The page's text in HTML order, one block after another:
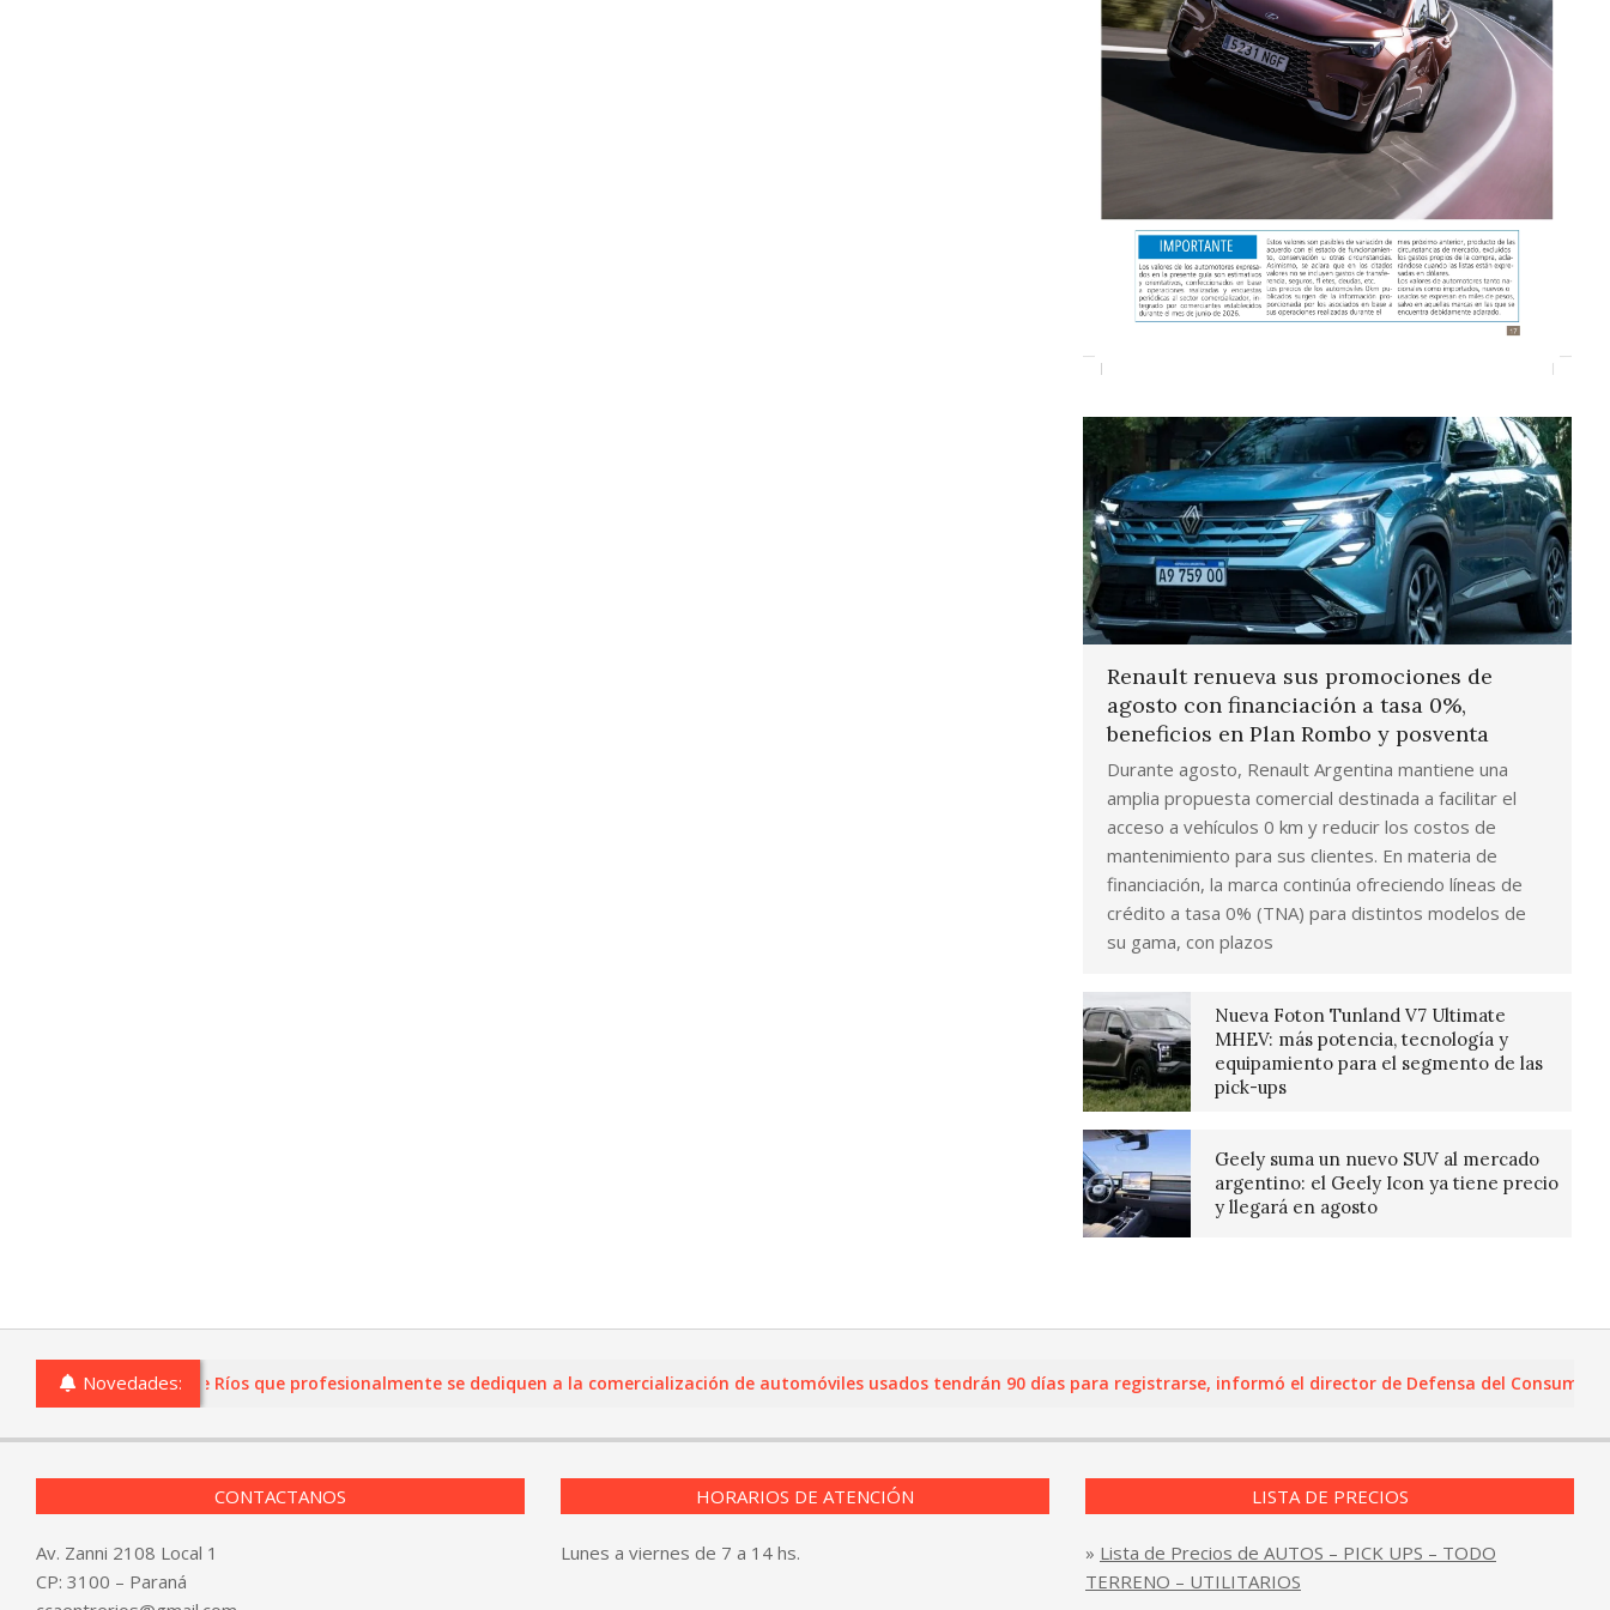
Renault renueva sus promociones de
agosto con financiación a tasa 0%,
beneficios en Plan Rombo y posventa
Durante agosto, Renault Argentina mantiene una
amplia propuesta comercial destinada a facilitar el
acceso a vehículos 0 km y reducir los costos de
mantenimiento para sus clientes. En materia de
financiación, la marca continúa ofreciendo líneas de
crédito a tasa 0% (TNA) para distintos modelos de
su gama, con plazos
Nueva Foton Tunland V7 Ultimate
MHEV: más potencia, tecnología y
equipamiento para el segmento de las
pick-ups
Geely suma un nuevo SUV al mercado
argentino: el Geely Icon ya tiene precio
y llegará en agosto
Novedades:
comercios de Entre Ríos que profesionalmente se dediquen a la comercialización de automóviles usados tendrán 90 días para registrarse, informó el director de Defensa del Consumidor y
CONTACTANOS
Av. Zanni 2108 Local 1
CP: 3100 – Paraná
HORARIOS DE ATENCIÓN
Lunes a viernes de 7 a 14 hs.
LISTA DE PRECIOS
» Lista de Precios de AUTOS – PICK UPS – TODO
TERRENO – UTILITARIOS